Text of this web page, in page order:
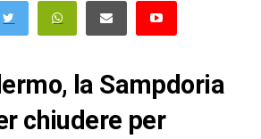
la Sampdoria
chiudere per